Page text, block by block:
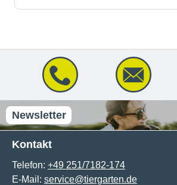
Newsletter
Kontakt
Telefon: +49 251/7182-174
E-Mail: service@tiergarten.de